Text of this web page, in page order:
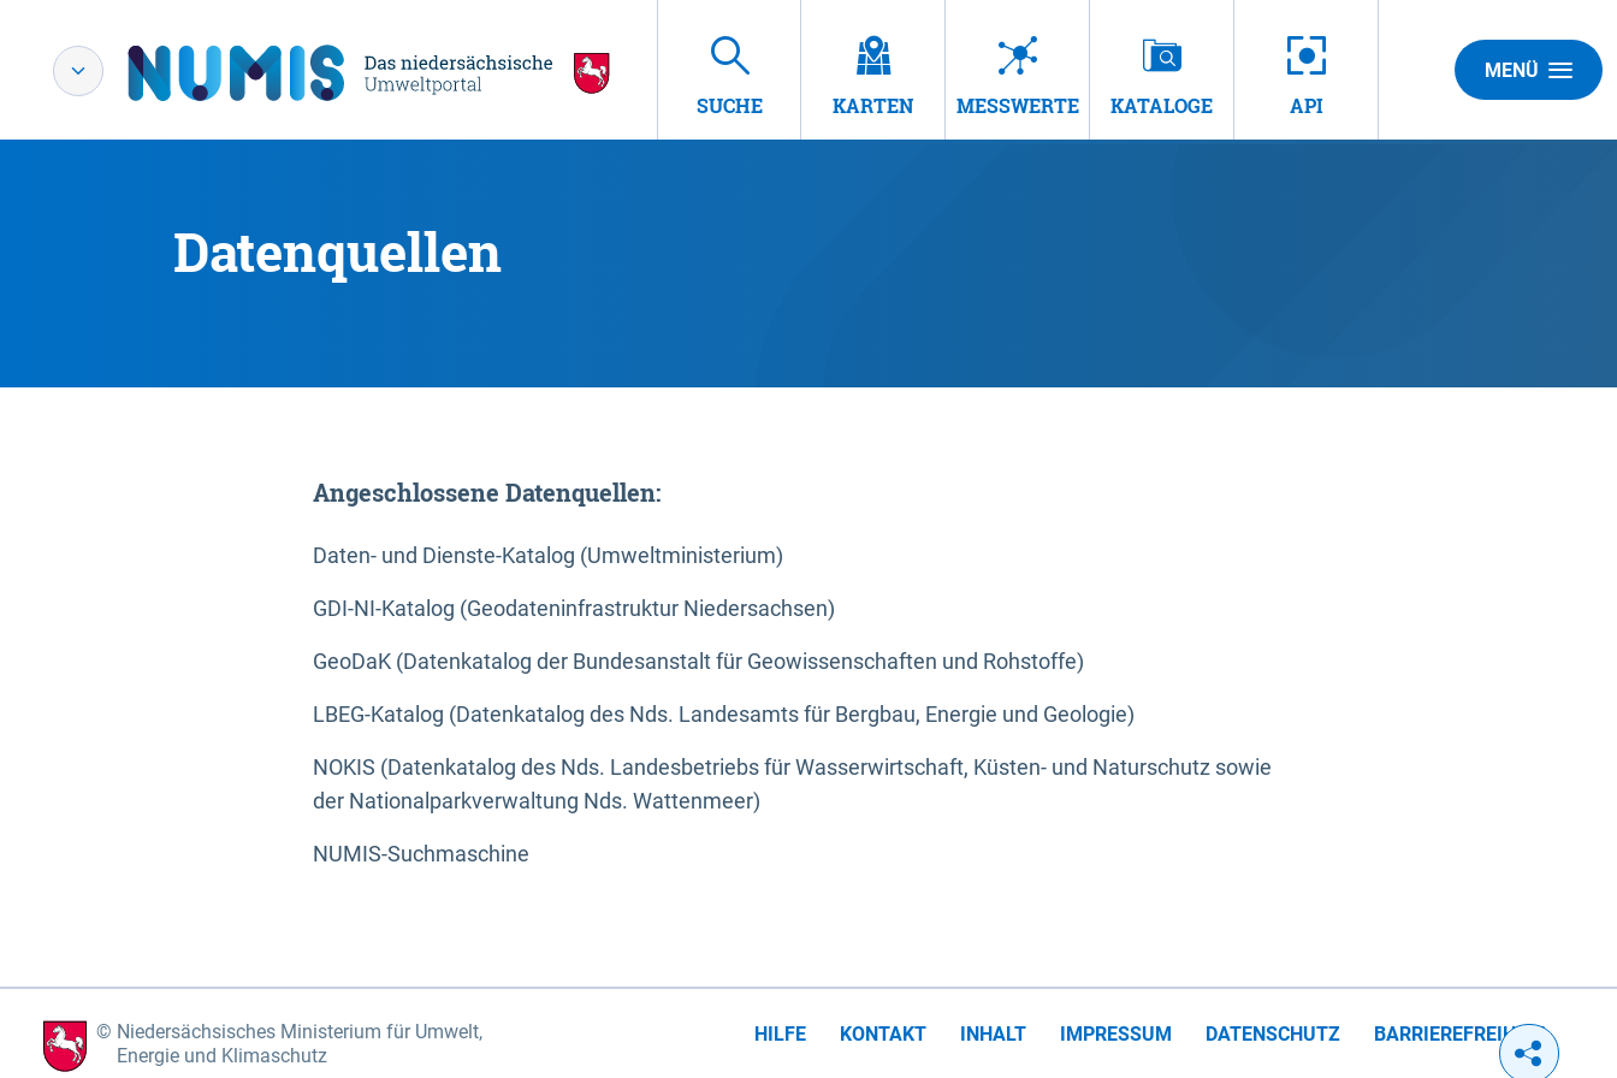
SUCHE KARTEN MESSWERTE KATALOGE API
MENÜ
Datenquellen
Angeschlossene Datenquellen:
Daten- und Dienste-Katalog (Umweltministerium)
GDI-NI-Katalog (Geodateninfrastruktur Niedersachsen)
GeoDaK (Datenkatalog der Bundesanstalt für Geowissenschaften und Rohstoffe)
LBEG-Katalog (Datenkatalog des Nds. Landesamts für Bergbau, Energie und Geologie)
NOKIS (Datenkatalog des Nds. Landesbetriebs für Wasserwirtschaft, Küsten- und Naturschutz sowie
der Nationalparkverwaltung Nds. Wattenmeer)
NUMIS-Suchmaschine
Niedersächsisches Ministerium für Umwelt,
Energie und Klimaschutz
HILFE KONTAKT INHALT IMPRESSUM DATENSCHUTZ BARRIEREFREIHEIT